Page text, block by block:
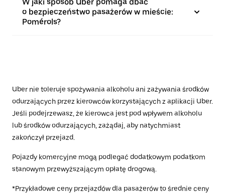
o bezpieczeństwo pasażerów w mieście:
Pomérols?
Uber nie toleruje spożywania alkoholu ani zażywania środków
odurzających przez kierowców korzystających z aplikacji Uber.
Jeśli podejrzewasz, że kierowca jest pod wpływem alkoholu
lub środków odurzających, zażądaj, aby natychmiast
zakończył przejazd.
Pojazdy komercyjne mogą podlegać dodatkowym podatkom
stanowym przewyższającym opłatę drogową.
*Przykładowe ceny przejazdów dla pasażerów to średnie ceny